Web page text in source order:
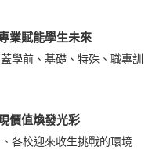
業賦能學生未來
學前、基礎、特殊、職專訓
價值煥發光彩
各校迎來收生挑戰的環境